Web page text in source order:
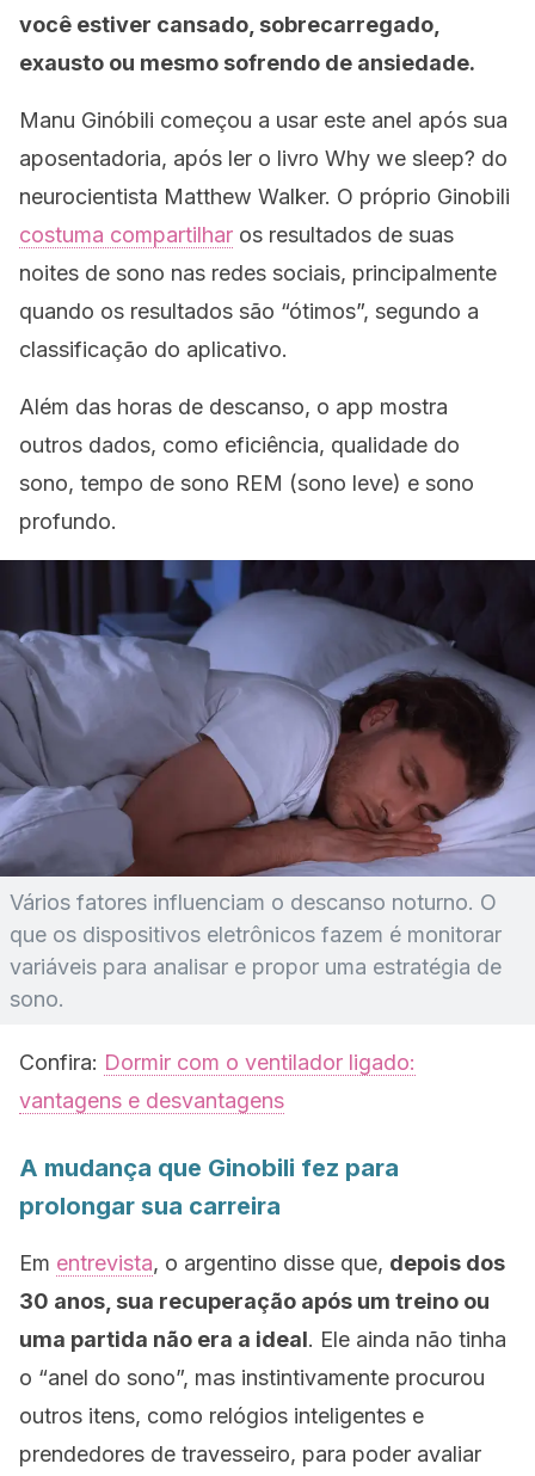
você estiver cansado, sobrecarregado,
exausto ou mesmo sofrendo de ansiedade.
Manu Ginóbili começou a usar este anel após sua
aposentadoria, após ler o livro Why we sleep? do
neurocientista Matthew Walker. O próprio Ginobili
costuma compartilhar os resultados de suas
noites de sono nas redes sociais, principalmente
quando os resultados são “ótimos”, segundo a
classificação do aplicativo.
Além das horas de descanso, o app mostra
outros dados, como eficiência, qualidade do
sono, tempo de sono REM (sono leve) e sono
profundo.
Vários fatores influenciam o descanso noturno. O
que os dispositivos eletrônicos fazem é monitorar
variáveis para analisar e propor uma estratégia de
sono.
Confira: Dormir com o ventilador ligado:
vantagens e desvantagens
A mudança que Ginobili fez para
prolongar sua carreira
Em entrevista, o argentino disse que, depois dos
30 anos, sua recuperação após um treino ou
uma partida não era a ideal. Ele ainda não tinha
o “anel do sono”, mas instintivamente procurou
outros itens, como relógios inteligentes e
prendedores de travesseiro, para poder avaliar